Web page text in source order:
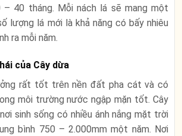
40 tháng. Mỗi nách lá sẽ mang một
lượng lá mới là khả năng có bấy nhiêu
ra mỗi năm.
của Cây dừa
rất tốt trên nền đất pha cát và có
môi trường nước ngập mặn tốt. Cây
sinh sống có nhiều ánh nắng mặt trời
bình 750 – 2.000mm một năm. Nơi